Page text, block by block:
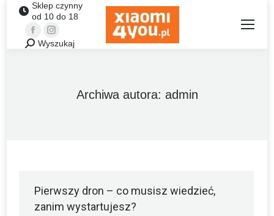
Sklep czynny
od 10 do 18
FacebookInstagram
Szukaj:Wyszukaj
Archiwa autora: admin
Pierwszy dron – co musisz wiedzieć,
zanim wystartujesz?